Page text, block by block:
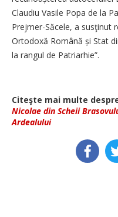
Claudiu Vasile Popa de la
Prejmer-Săcele, a susţinut
Ortodoxă Română și Stat
la rangul de Patriarhie”.
Citeşte mai multe
Nicolae din Scheii
Ardealului